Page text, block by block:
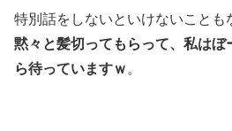
特別話をしないといけないことも
黙々と髪切ってもらって、私はぼ
ら待っていますｗ 。